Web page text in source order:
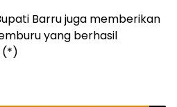
Barru juga memberikan
yang berhasil
(*)